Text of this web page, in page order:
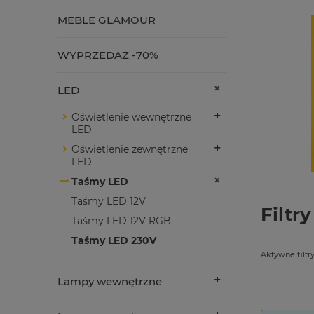
MEBLE GLAMOUR
WYPRZEDAŻ -70%
LED
Oświetlenie wewnętrzne
LED
Oświetlenie zewnętrzne
LED
Taśmy LED
Taśmy LED 12V
Taśmy LED 12V RGB
Taśmy LED 230V
Lampy wewnętrzne
Filtry
Aktywne